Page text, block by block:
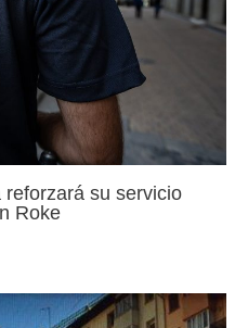
su servicio
Roke